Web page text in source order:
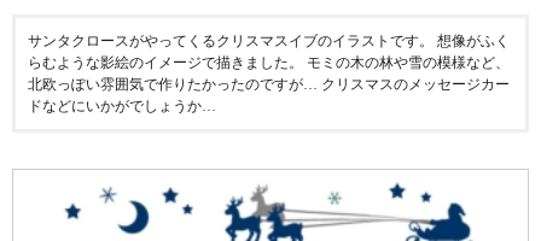
サンタクロースがやってくるクリスマスイブのイラストです。 想像がふく
らむような影絵のイメージで描きました。 モミの木の林や雪の模様など、
北欧っぽい雰囲気で作りたかったのですが… クリスマスのメッセージカー
ドなどにいかがでしょうか…